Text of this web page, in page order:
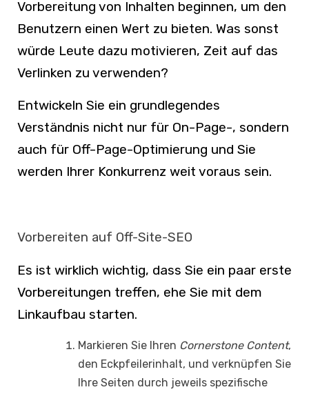
Vorbereitung von Inhalten beginnen, um den
Benutzern einen Wert zu bieten. Was sonst
würde Leute dazu motivieren, Zeit auf das
Verlinken zu verwenden?
Entwickeln Sie ein grundlegendes
Verständnis nicht nur für On-Page-, sondern
auch für Off-Page-Optimierung und Sie
werden Ihrer Konkurrenz weit voraus sein.
Vorbereiten auf Off-Site-SEO
Es ist wirklich wichtig, dass Sie ein paar erste
Vorbereitungen treffen, ehe Sie mit dem
Linkaufbau starten.
Markieren Sie Ihren Cornerstone Content,
den Eckpfeilerinhalt, und verknüpfen Sie
Ihre Seiten durch jeweils spezifische